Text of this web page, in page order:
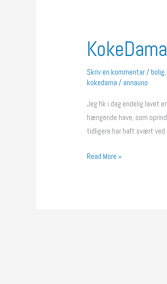
Skriv en kommentar/ bolig,
kokedama / annauno
Jeg fik i dag endelig lavet
hængende have, som
tidligere har haft svært
KokeDama:
hængende
haver
Read More »